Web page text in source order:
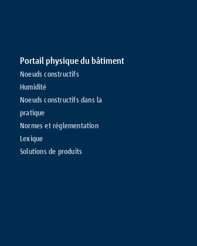
Portail physique du bâtiment
Noeuds constructifs
Humidité
Noeuds constructifs dans la
pratique
Normes et réglementation
Lexique
Solutions de produits